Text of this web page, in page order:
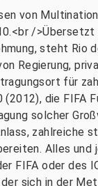
von
/
steht Rio
Regierung,
für
(2012), die FIFA
solcher
zahlreiche
Alles
FIFA oder
sich in der